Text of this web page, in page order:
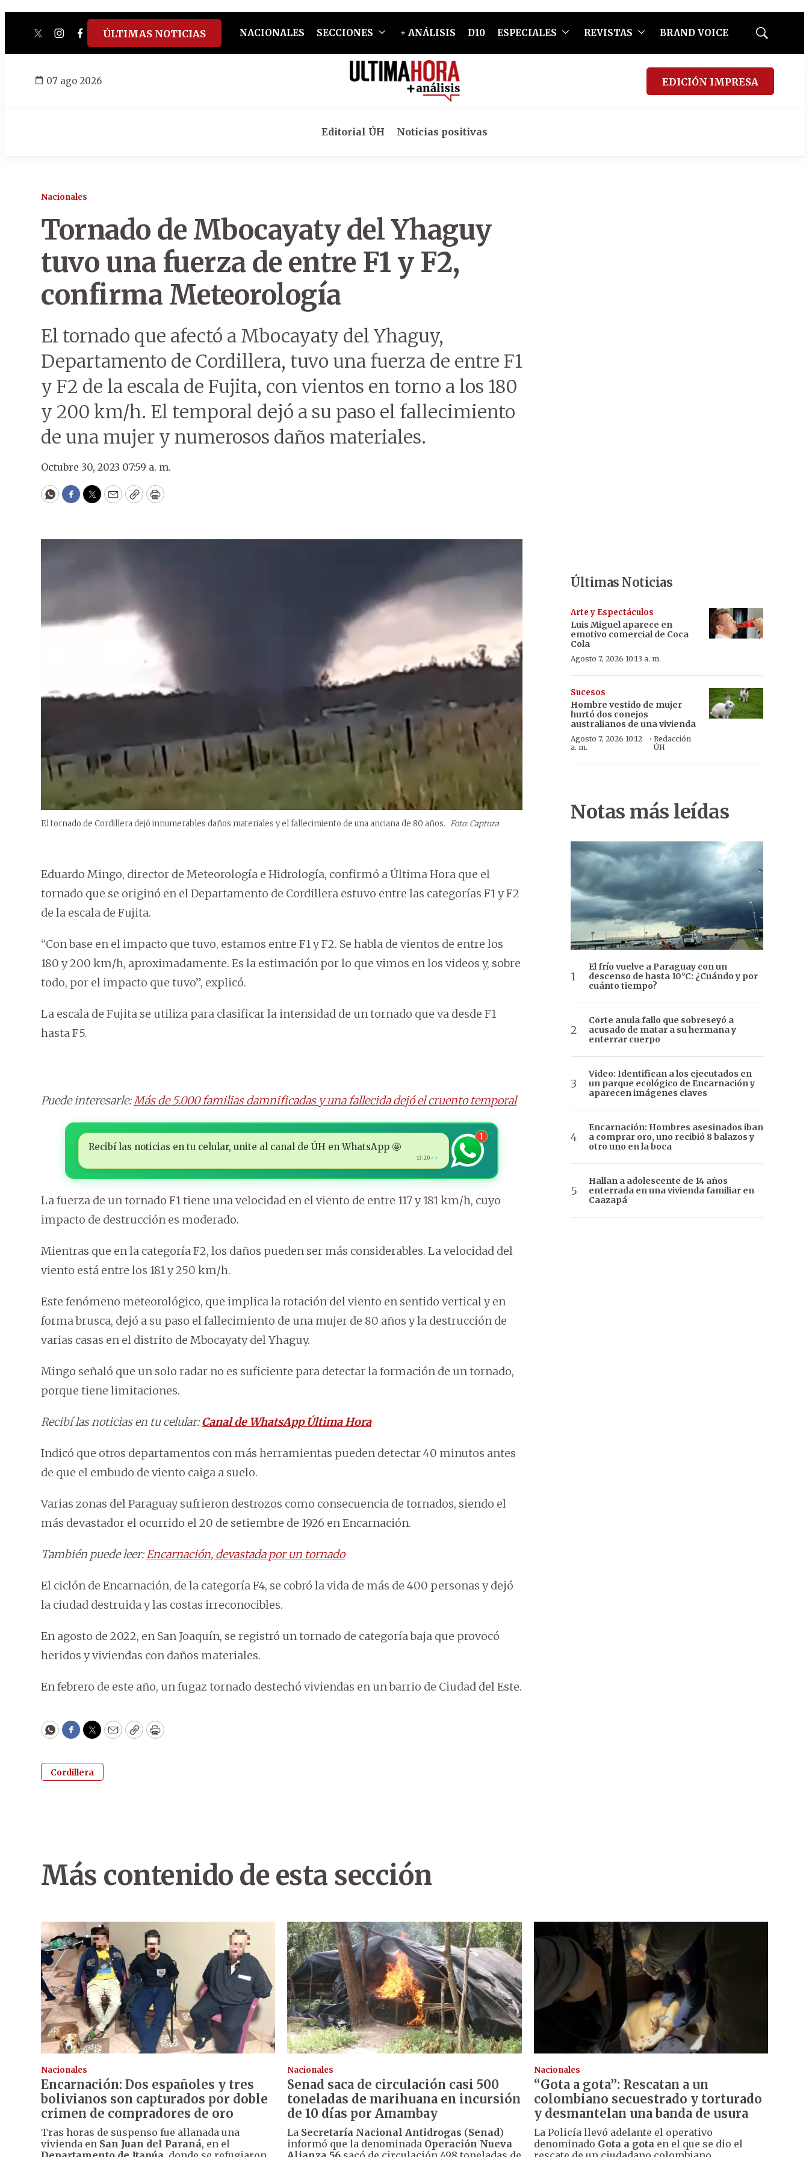
twitterinstagram
facebook
tiktokyoutube
spotify
ÚLTIMAS NOTICIAS NACIONALES SECCIONES + ANÁLISIS D10 ESPECIALES REVISTAS BRAND VOICE
Mostrar
07 ago 2026 EDICIÓN IMPRESA
Editorial ÚH Noticias positivas
Nacionales
Tornado de Mbocayaty del Yhaguy
tuvo una fuerza de entre F1 y F2,
confirma Meteorología
El tornado que afectó a Mbocayaty del Yhaguy,
Departamento de Cordillera, tuvo una fuerza de entre F1
y F2 de la escala de Fujita, con vientos en torno a los 180
y 200 km/h. El temporal dejó a su paso el fallecimiento
de una mujer y numerosos daños materiales.
Octubre 30, 2023 07:59 a. m.
WhatsApp
Facebook
Twitter
EmailCopyPrint
El tornado de Cordillera dejó innumerables daños materiales y el fallecimiento de una anciana de 80 años. Foto: Captura
Eduardo Mingo, director de Meteorología e Hidrología, confirmó a Última Hora que el
tornado que se originó en el Departamento de Cordillera estuvo entre las categorías F1 y F2
de la escala de Fujita.
“Con base en el impacto que tuvo, estamos entre F1 y F2. Se habla de vientos de entre los
180 y 200 km/h, aproximadamente. Es la estimación por lo que vimos en los videos y, sobre
todo, por el impacto que tuvo”, explicó.
La escala de Fujita se utiliza para clasificar la intensidad de un tornado que va desde F1
hasta F5.
Puede interesarle:Más de 5.000 familias damnificadas y una fallecida dejó el cruento temporal
Recibí las noticias en tu celular, unite al canal de ÚH en WhatsApp 🤩
13:20 ✓✓
1
La fuerza de un tornado F1 tiene una velocidad en el viento de entre 117 y 181 km/h, cuyo
impacto de destrucción es moderado.
Mientras que en la categoría F2, los daños pueden ser más considerables. La velocidad del
viento está entre los 181 y 250 km/h.
Este fenómeno meteorológico, que implica la rotación del viento en sentido vertical y en
forma brusca, dejó a su paso el fallecimiento de una mujer de 80 años y la destrucción de
varias casas en el distrito de Mbocayaty del Yhaguy.
Mingo señaló que un solo radar no es suficiente para detectar la formación de un tornado,
porque tiene limitaciones.
Recibí las noticias en tu celular:Canal de WhatsApp Última Hora
Indicó que otros departamentos con más herramientas pueden detectar 40 minutos antes
de que el embudo de viento caiga a suelo.
Varias zonas del Paraguay sufrieron destrozos como consecuencia de tornados, siendo el
más devastador el ocurrido el 20 de setiembre de 1926 en Encarnación.
También puede leer:Encarnación, devastada por un tornado
El ciclón de Encarnación, de la categoría F4, se cobró la vida de más de 400 personas y dejó
la ciudad destruida y las costas irreconocibles.
En agosto de 2022, en San Joaquín, se registró un tornado de categoría baja que provocó
heridos y viviendas con daños materiales.
En febrero de este año, un fugaz tornado destechó viviendas en un barrio de Ciudad del Este.
WhatsApp
Facebook
Twitter
EmailCopyPrint
Cordillera
Últimas Noticias
Arte y Espectáculos
Luis Miguel aparece en
emotivo comercial de Coca
Cola
Agosto 7, 2026 10:13 a. m.
Sucesos
Hombre vestido de mujer
hurtó dos conejos
australianos de una vivienda
Agosto 7, 2026 10:12
a. m.
·Redacción
ÚH
Notas más leídas
El frío vuelve a Paraguay con un
descenso de hasta 10°C: ¿Cuándo y por
cuánto tiempo?
Corte anula fallo que sobreseyó a
acusado de matar a su hermana y
enterrar cuerpo
Video: Identifican a los ejecutados en
un parque ecológico de Encarnación y
aparecen imágenes claves
Encarnación: Hombres asesinados iban
a comprar oro, uno recibió 8 balazos y
otro uno en la boca
Hallan a adolescente de 14 años
enterrada en una vivienda familiar en
Caazapá
Más contenido de esta sección
Nacionales
Encarnación: Dos españoles y tres
bolivianos son capturados por doble
crimen de compradores de oro
Tras horas de suspenso fue allanada una
vivienda en San Juan del Paraná, en el
Nacionales
Senad saca de circulación casi 500
toneladas de marihuana en incursión
de 10 días por Amambay
La Secretaría Nacional Antidrogas (Senad)
informó que la denominada Operación Nueva
Nacionales
“Gota a gota”: Rescatan a un
colombiano secuestrado y torturado
y desmantelan una banda de usura
La Policía llevó adelante el operativo
denominado Gota a gotaen el que se dio el